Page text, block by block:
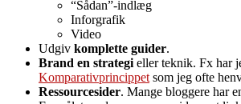
“Sådan”-indlæg
Inforgrafik
Video
Udgiv komplette guider.
Brand en strategi eller teknik. Fx har
Komparativprincippet som jeg ofte
Ressourcesider. Mange bloggere har